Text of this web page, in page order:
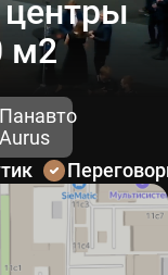
м2
Панавто
Aurus